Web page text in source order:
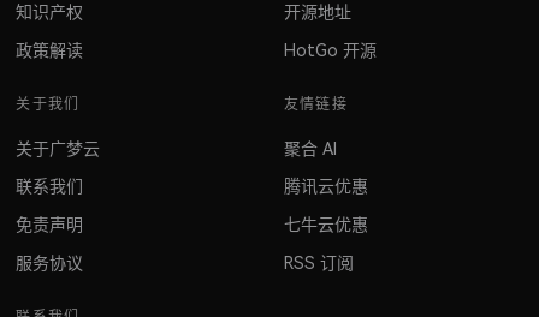
知识产权
政策解读
开源地址
HotGo 开源
关于我们
关于广梦云
联系我们
免责声明
服务协议
友情链接
聚合 AI
腾讯云优惠
七牛云优惠
RSS 订阅